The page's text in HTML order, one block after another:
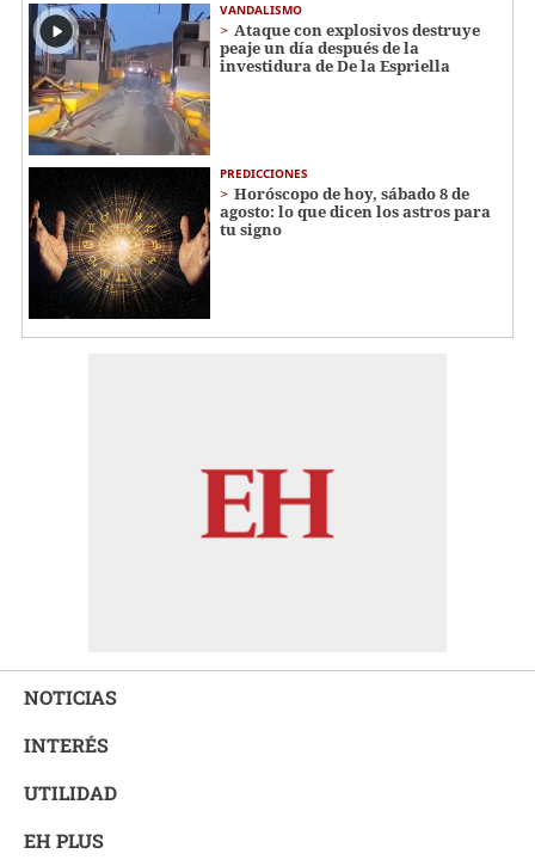
VANDALISMO
Ataque con explosivos destruye
peaje un día después de la
investidura de De la Espriella
PREDICCIONES
Horóscopo de hoy, sábado 8 de
agosto: lo que dicen los astros para
tu signo
NOTICIAS
INTERÉS
UTILIDAD
EH PLUS